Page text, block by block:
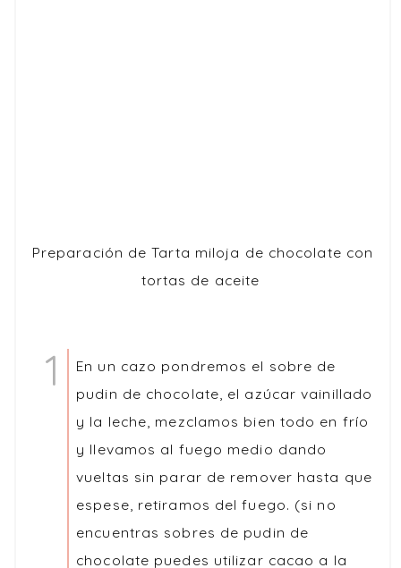
Preparación de Tarta miloja de chocolate con
tortas de aceite
En un cazo pondremos el sobre de
pudin de chocolate, el azúcar vainillado
y la leche, mezclamos bien todo en frío
y llevamos al fuego medio dando
vueltas sin parar de remover hasta que
espese, retiramos del fuego. (si no
encuentras sobres de pudin de
chocolate puedes utilizar cacao a la